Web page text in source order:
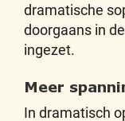
dramatische
doorgaans in
ingezet.
Meer
In dramatisch